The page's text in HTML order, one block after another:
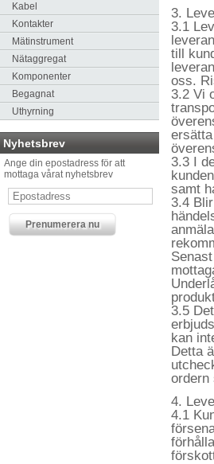
Kabel
Kontakter
Mätinstrument
Nätaggregat
Komponenter
Begagnat
Uthyrning
Nyhetsbrev
Ange din epostadress för att
mottaga vårat nyhetsbrev
3.
3.1
till
oss.
3.2 Vi
3.3 I
samt
3.4
3.5
kan
Detta
ordern
4.
4.1